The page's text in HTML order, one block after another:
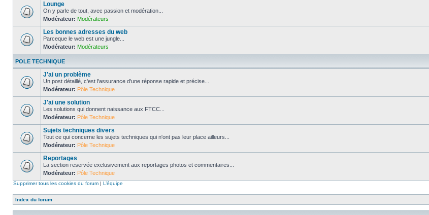
Lounge
On y parle de tout, avec passion et modération...
Modérateur: Modérateurs
Les bonnes adresses du web
Parceque le web est une jungle...
Modérateur: Modérateurs
POLE TECHNIQUE
J'ai un problème
Un post détaillé, c'est l'assurance d'une réponse rapide et précise...
Modérateur: Pôle Technique
J'ai une solution
Les solutions qui donnent naissance aux FTCC...
Modérateur: Pôle Technique
Sujets techniques divers
Tout ce qui concerne les sujets techniques qui n'ont pas leur place ailleurs...
Modérateur: Pôle Technique
Reportages
La section reservée exclusivement aux reportages photos et commentaires...
Modérateur: Pôle Technique
Supprimer tous les cookies du forum | L’équipe
Index du forum